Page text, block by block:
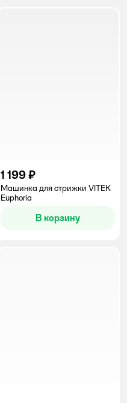
1 199 ₽
Машинка для стрижки VITEK
Euphoria
В корзину